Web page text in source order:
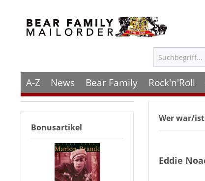
A-Z News Bear Family Rock'n'Roll
Bonusartikel
Wer war/ist
Eddie